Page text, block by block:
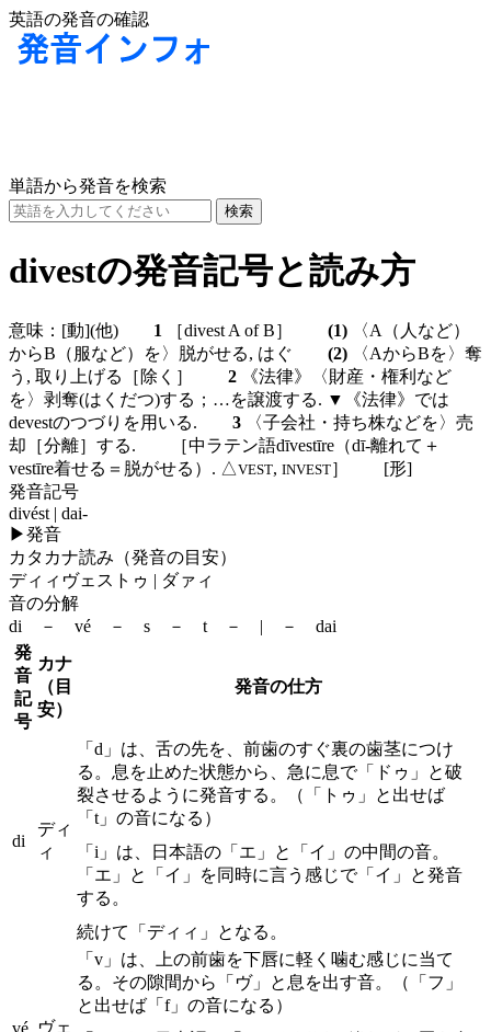
英語の発音の確認
単語から発音を検索
divestの発音記号と読み方
意味： [動](他) 1 ［divest A of B］ (1) 〈A（人など）
からB（服など）を〉脱がせる, はぐ (2) 〈AからBを〉奪
う, 取り上げる［除く］ 2 《法律》〈財産・権利など
を〉剥奪(はくだつ)する；…を譲渡する. ▼《法律》では
devestのつづりを用いる. 3 〈子会社・持ち株などを〉売
却［分離］する. ［中ラテン語dīvestīre（dī-離れて＋
vestīre着せる＝脱がせる）. △VEST, INVEST］ [形]
発音記号
divést | dai-
▶発音
カタカナ読み（発音の目安）
ディィヴェストゥ | ダァィ
音の分解
di － vé － s － t － | － dai
発
音
記
号
カナ
（目
安）
発音の仕方
di
ディ
ィ
「d」は、舌の先を、前歯のすぐ裏の歯茎につけ
る。息を止めた状態から、急に息で「ドゥ」と破
裂させるように発音する。（「トゥ」と出せば
「t」の音になる）
「i」は、日本語の「エ」と「イ」の中間の音。
「エ」と「イ」を同時に言う感じで「イ」と発音
する。
続けて「ディィ」となる。
vé ヴェ
「v」は、上の前歯を下唇に軽く噛む感じに当て
る。その隙間から「ヴ」と息を出す音。（「フ」
と出せば「f」の音になる）